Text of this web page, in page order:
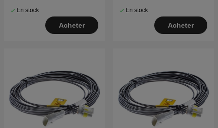
En stock
Acheter
En stock
Acheter